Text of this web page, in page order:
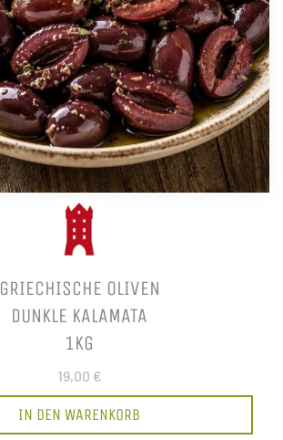
GRIECHISCHE OLIVEN
DUNKLE KALAMATA
1KG
19,00 €
IN DEN WARENKORB